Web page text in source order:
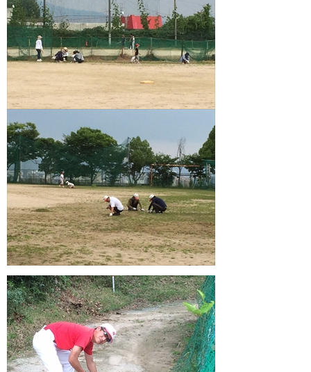
質問コーナー Ｑ＆Ａ
リトルリーグについて